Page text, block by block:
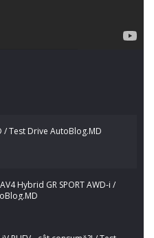
/ Test Drive AutoBlog.MD
Hybrid GR SPORT AWD-i /